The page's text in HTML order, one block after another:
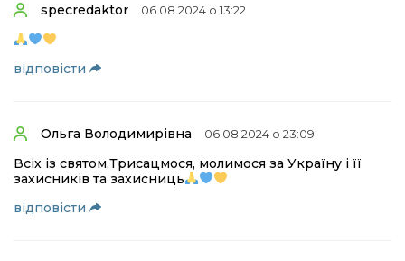
specredaktor 06.08.2024 о 13:22
відповіcти
Ольга Володимирівна 06.08.2024 о 23:09
Всіх із святом.Трисацмося, молимося за Україну і її
захисників та захисниць
відповіcти